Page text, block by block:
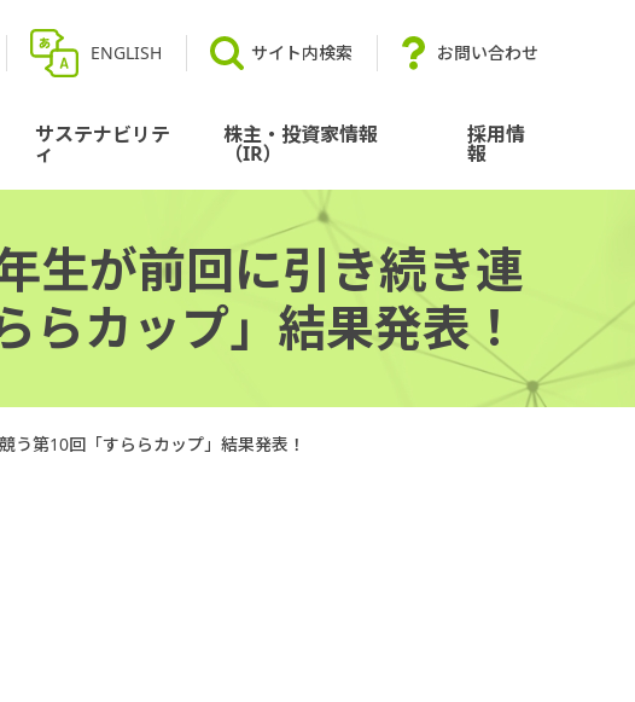
ENGLISH サイト内検索 お問い合わせ
サステナビリテ
ィ
株主・投資家情報
（IR）
採用情
報
生が前回に引き続き連
カップ」結果発表！
う第10回「すららカップ」結果発表！